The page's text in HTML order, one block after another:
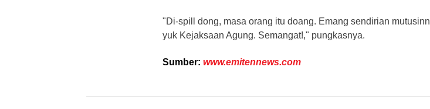
"Di-spill dong, masa orang itu doang. Emang sendirian
yuk Kejaksaan Agung. Semangat!," pungkasnya.
Sumber: www.emitennews.com